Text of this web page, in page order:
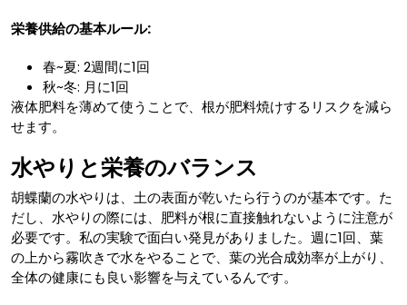
栄養供給の基本ルール:
春~夏: 2週間に1回
秋~冬: 月に1回
液体肥料を薄めて使うことで、根が肥料焼けするリスクを減ら
せます。
水やりと栄養のバランス
胡蝶蘭の水やりは、土の表面が乾いたら行うのが基本です。た
だし、水やりの際には、肥料が根に直接触れないように注意が
必要です。私の実験で面白い発見がありました。週に1回、葉
の上から霧吹きで水をやることで、葉の光合成効率が上がり、
全体の健康にも良い影響を与えているんです。